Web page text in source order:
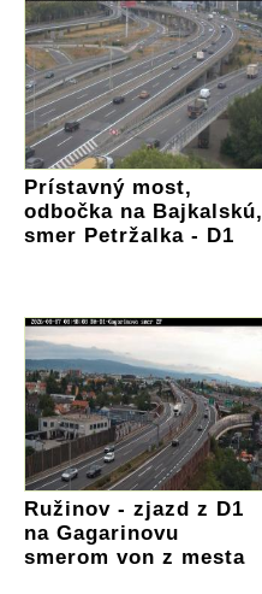
Prístavný most,
odbočka na Bajkalskú,
smer Petržalka - D1
Ružinov - zjazd z D1
na Gagarinovu
smerom von z mesta